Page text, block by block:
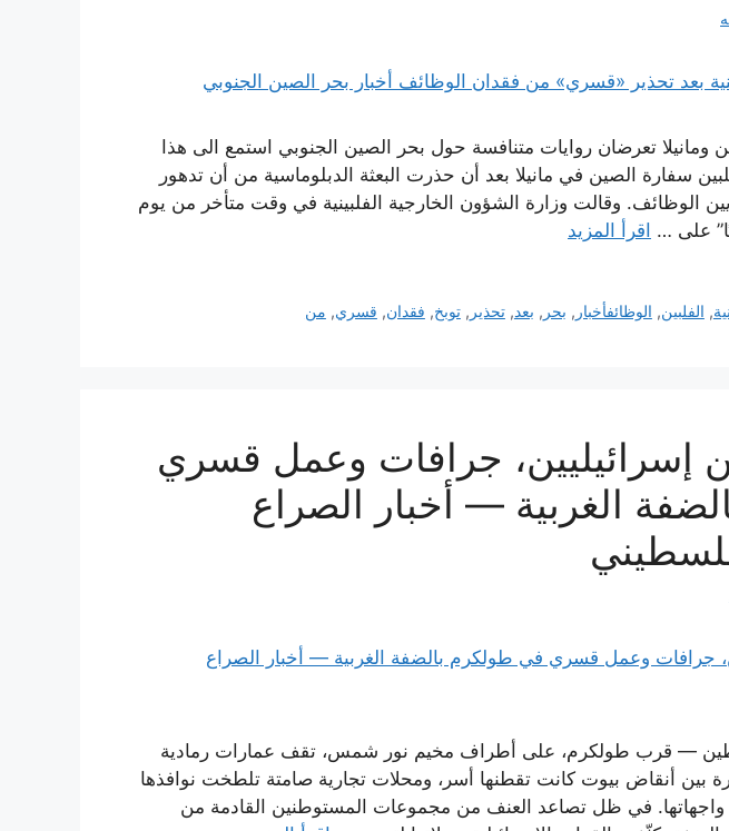
ومانيلا تعرضان روايات متنافسة حول بحر الصين الجنوبي استمع الى هذا
الفلبين سفارة الصين في مانيلا بعد أن حذرت البعثة الدبلوماسية من أن تدهور
الوظائف. وقالت وزارة الشؤون الخارجية الفلبينية في وقت متأخر من يوم
على … اقرأ المزيد
, الفلبين, الوظائفأخبار , بحر , بعد,تحذير ,توبخ, فقدان, قسري, من
إسرائيليين، جرافات وعمل قسري
الغربية — أخبار الصراع
— قرب طولكرم، على أطراف مخيم نور شمس، تقف عمارات رمادية
بين أنقاض بيوت كانت تقطنها أسر، ومحلات تجارية صامتة تلطخت نوافذها
واجهاتها. في ظل تصاعد العنف من مجموعات المستوطنين القادمة من